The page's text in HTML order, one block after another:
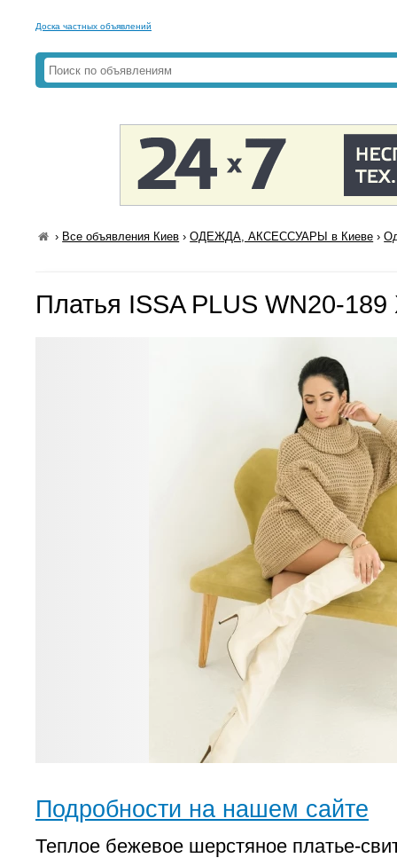
Доска частных объявлений
› Все объявления Киев ›ОДЕЖДА, АКСЕССУАРЫ в Киеве ›
Платья ISSA PLUS WN20-
Подробности на нашем сайте
Теплое бежевое шерстяное платье-